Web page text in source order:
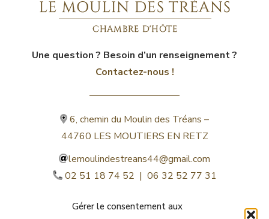
Gérer le consentement aux
Une question ? Besoin d’un renseignement ?
Contactez-nous !
6, chemin du Moulin des Tréans –
44760 LES MOUTIERS EN RETZ
lemoulindestreans44@gmail.com
02 51 18 74 52 | 06 32 52 77 31